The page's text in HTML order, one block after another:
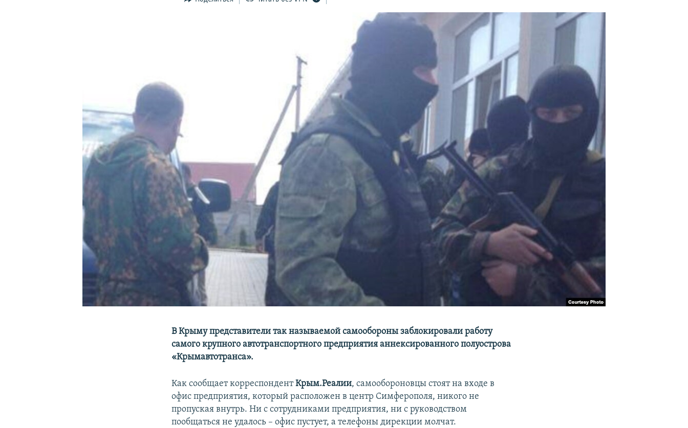
В Крыму представители так называемой самообороны заблокировали работу
самого крупного автотранспортного предприятия аннексированного полуострова
«Крымавтотранса».
Как сообщает корреспондентКрым.Реалии, самообороновцы стоят на входе в
офис предприятия, который расположен в центр Симферополя, никого не
пропуская внутрь. Ни с сотрудниками предприятия, ни с руководством
пообщаться не удалось – офис пустует, а телефоны дирекции молчат.